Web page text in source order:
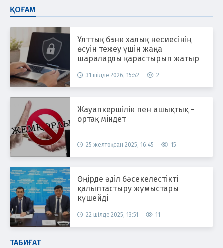
ҚОҒАМ
Ұлттық банк халық несиесінің
өсуін тежеу үшін жаңа
шараларды қарастырып жатыр
31 шілде 2026, 15:52 2
Жауапкершілік пен ашықтық –
ортақ міндет
25 желтоқсан 2025, 16:45 15
Өңірде әділ бәсекелестікті
қалыптастыру жұмыстары
күшейді
22 шілде 2025, 13:51 11
ТАБИҒАТ